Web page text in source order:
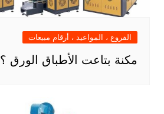
الفروع ، المواعيد ، أرقام مبيعات
مكنة بتاعت الأطباق الورق ؟